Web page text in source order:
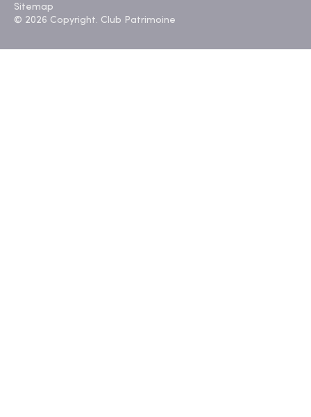
Sitemap
© 2026 Copyright. Club Patrimoine